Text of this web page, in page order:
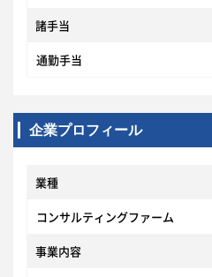
諸手当
通勤手当
企業プロフィール
業種
コンサルティングファーム
事業内容